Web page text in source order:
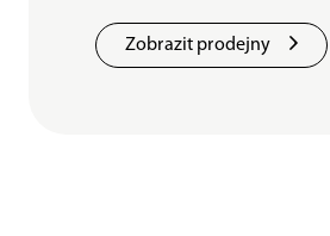
Zobrazit prodejny